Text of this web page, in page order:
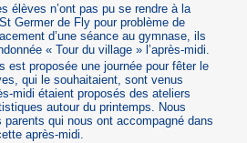
élèves n’ont pas pu se rendre à la
Germer de Fly pour problème de
d’une séance au gymnase, ils
« Tour du village » l’après-midi.
est proposée une journée pour fêter le
qui le souhaitaient, sont venus
midi étaient proposés des ateliers
autour du printemps. Nous
qui nous ont accompagné dans
après-midi.